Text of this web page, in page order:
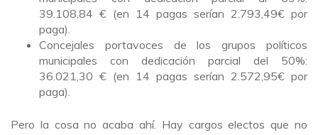
39.108,84 € (en 14 pagas serían 2.793,49€ por
paga).
Concejales portavoces de los grupos políticos
municipales con dedicación parcial del 50%:
36.021,30 € (en 14 pagas serían 2.572,95€ por
paga).
Pero la cosa no acaba ahí. Hay cargos electos que no